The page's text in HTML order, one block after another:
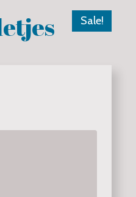
Sale!